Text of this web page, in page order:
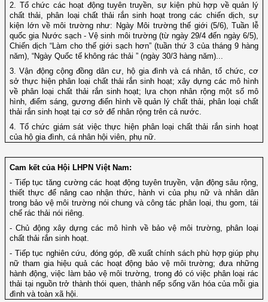
2. Tổ chức các hoạt động tuyên truyền, sự kiện phù hợp về quản lý
chất thải, phân loại chất thải rắn sinh hoạt trong các chiến dịch, sự
kiện lớn về môi trường như: Ngày Môi trường thế giới (5/6), Tuần lễ
quốc gia Nước sạch - Vệ sinh môi trường (từ ngày 29/4 đến ngày 6/5),
Chiến dịch “Làm cho thế giới sạch hơn” (tuần thứ 3 của tháng 9 hàng
năm), “Ngày Quốc tế không rác thải ” (ngày 30/3 hàng năm)...
3. Vận động cộng đồng dân cư, hộ gia đình và cá nhân, tổ chức, cơ
sở thực hiện phân loại chất thải rắn sinh hoạt; xây dựng các mô hình
về phân loại chất thải rắn sinh hoạt; lựa chọn nhân rộng một số mô
hình, điểm sáng, gương điển hình về quản lý chất thải, phân loại chất
thải rắn sinh hoạt tại cơ sở để nhân rộng trên cả nước.
4. Tổ chức giám sát việc thực hiện phân loại chất thải rắn sinh hoạt
của hộ gia đình, cá nhân hội viên, phụ nữ.
Cam kết của Hội LHPN Việt Nam:
- Tiếp tục tăng cường các hoạt động tuyên truyền, vận động sâu rộng,
thiết thực để nâng cao nhận thức, hành vi của phụ nữ và nhân dân
trong bảo vệ môi trường nói chung và công tác phân loại, thu gom, tái
chế rác thải nói riêng.
- Chủ động xây dựng các mô hình về bảo vệ môi trường, phân loại
chất thải rắn sinh hoạt.
- Tiếp tục nghiên cứu, đóng góp, đề xuất chính sách phù hợp giúp phụ
nữ tham gia hiệu quả các hoạt động bảo vệ môi trường; đưa những
hành động, việc làm bảo vệ môi trường, trong đó có việc phân loại rác
thải tại nguồn trở thành thói quen, thành nếp sống văn hóa của mỗi gia
đình và toàn xã hội.